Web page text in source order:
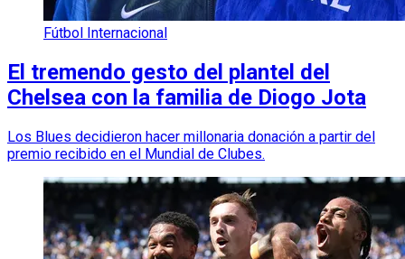
Fútbol Internacional
El tremendo gesto del plantel del
Chelsea con la familia de Diogo Jota
Los Blues decidieron hacer millonaria donación a partir del
premio recibido en el Mundial de Clubes.